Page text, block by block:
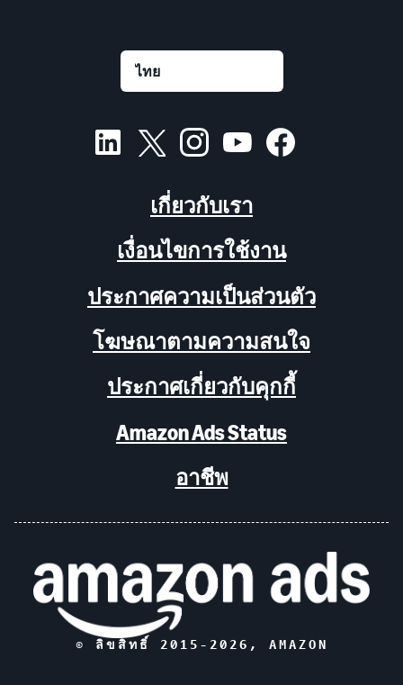
เกี่ยวกับเรา
เงื่อนไขการใช้งาน
ประกาศความเป็นส่วนตัว
โฆษณาตามความสนใจ
ประกาศเกี่ยวกับคุกกี้
Amazon Ads Status
อาชีพ
© ลิขสิทธิ์ 2015- 2026 , AMAZON